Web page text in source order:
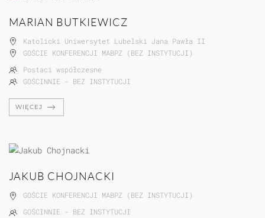
MARIAN BUTKIEWICZ
Katolicki Uniwersytet Lubelski Jana Pawła II
GOŚCIE KONFERENCJI MABPZ (BEZ INSTYTUCJI)
Postaci współczesne
GOŚCINNIE - BEZ INSTYTUCJI
WIĘCEJ
JAKUB CHOJNACKI
GOŚCIE KONFERENCJI MABPZ (BEZ INSTYTUCJI)
GOŚCINNIE - BEZ INSTYTUCJI